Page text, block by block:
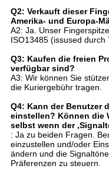
Q2: Verkauft dieser
Amerika- und Europa-
A2: Ja. Unser
ISO13485 (issused durch
Q3: Kaufen die freien
verfügbar sind?
A3: Wir können Sie
die Kuriergebühr tragen.
Q4: Kann der Benutzer
einstellen? Können die
selbst wenn der
: Ja zu beiden Fragen.
einzustellen und/oder
ändern und die
Präferenzen zu steuern.